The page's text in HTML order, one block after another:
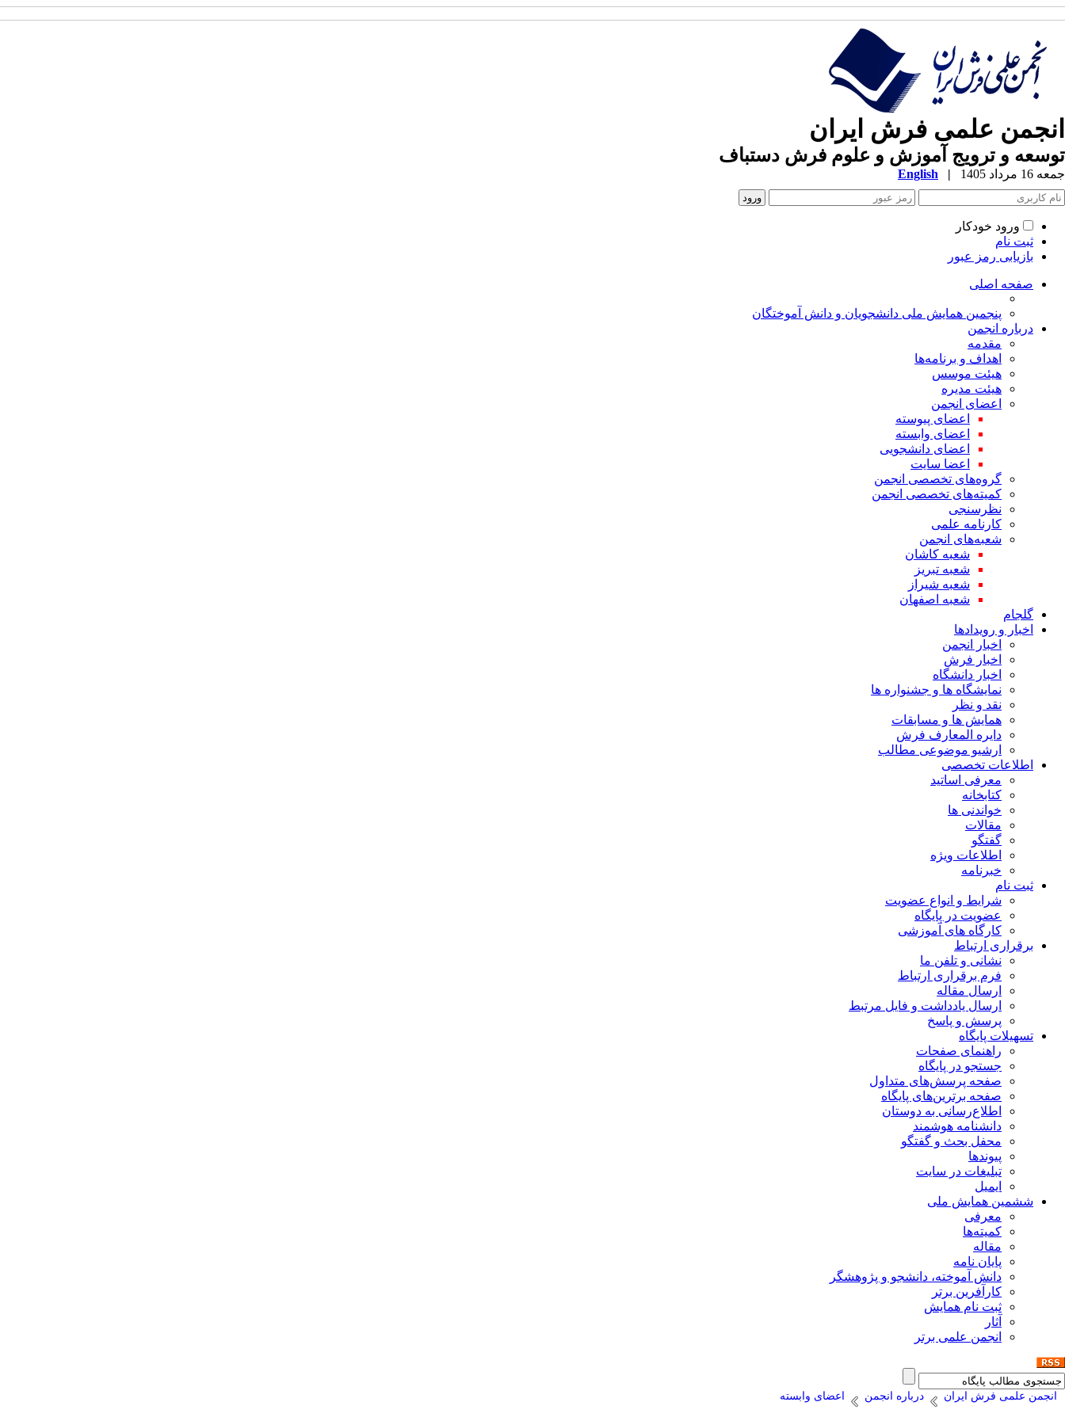
انجمن علمی فرش ایران
توسعه و ترویج آموزش و علوم فرش دستباف
جمعه 16 مرداد 1405 |
English
ورود خودکار
ثبت نام
بازیابی رمز عبور
صفحه اصلی
پنجمین همایش ملی دانشجویان و دانش آموختگان
درباره انجمن
مقدمه
اهداف و برنامه‌ها
هیئت موسس
هیئت مدیره
اعضای انجمن
اعضای پیوسته
اعضای وابسته
اعضای دانشجویی
اعضا سایت
گروه‌های تخصصی انجمن
کمیته‌های تخصصی انجمن
نظرسنجی
کارنامه علمی
شعبه‌های انجمن
شعبه کاشان
شعبه تبریز
شعبه شیراز
شعبه اصفهان
گلجام
اخبار و رویدادها
اخبار انجمن
اخبار فرش
اخبار دانشگاه
نمایشگاه ها و جشنواره ها
نقد و نظر
همایش ها و مسابقات
دایره المعارف فرش
ارشیو موضوعی مطالب
اطلاعات تخصصی
معرفی اساتید
کتابخانه
خواندنی ها
مقالات
گفتگو
اطلاعات ویژه
خبرنامه
ثبت نام
شرایط و انواع عضویت
عضویت در پایگاه
کارگاه های آموزشی
برقراری ارتباط
نشانی و تلفن ما
فرم برقراری ارتباط
ارسال مقاله
ارسال یادداشت و فایل مرتبط
پرسش و پاسخ
تسهیلات پایگاه
راهنمای صفحات
جستجو در پایگاه
صفحه پرسش‌های متداول
صفحه برترین‌های پایگاه
اطلاع‌رسانی به دوستان
دانشنامه هوشمند
محفل بحث و گفتگو
پیوندها
تبلیغات در سایت
ایمیل
ششمین همایش ملی
معرفی
کمیته‌ها
مقاله
پایان نامه
دانش آموخته، دانشجو و پژوهشگر
کارآفرین برتر
ثبت نام همایش
آثار
انجمن علمی برتر
انجمن علمی فرش ایران درباره انجمن اعضای وابسته